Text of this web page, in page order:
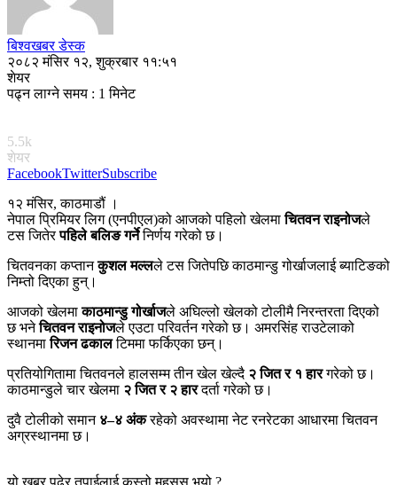
बिश्वखबर डेस्क
२०८२ मंसिर १२, शुक्रबार ११:५१
शेयर
पढ्न लाग्ने समय : 1 मिनेट
5.5k
शेयर
FacebookTwitterSubscribe
१२ मंसिर, काठमाडौं ।
नेपाल प्रिमियर लिग (एनपीएल)को आजको पहिलो खेलमाचितवन राइनोजले
टस जितेरपहिले बलिङ गर्नेनिर्णय गरेको छ।
चितवनका कप्तानकुशल मल्लले टस जितेपछि काठमान्डु गोर्खाजलाई ब्याटिङको
निम्तो दिएका हुन्।
आजको खेलमाकाठमान्डु गोर्खाजले अघिल्लो खेलको टोलीमै निरन्तरता दिएको
छ भनेचितवन राइनोजले एउटा परिवर्तन गरेको छ। अमरसिंह राउटेलाको
स्थानमारिजन ढकालटिममा फर्किएका छन्।
प्रतियोगितामा चितवनले हालसम्म तीन खेल खेल्दै २ जित र १ हारगरेको छ।
काठमान्डुले चार खेलमा २ जित र २ हारदर्ता गरेको छ।
दुवै टोलीको समान ४–४ अंकरहेको अवस्थामा नेट रनरेटका आधारमा चितवन
अग्रस्थानमा छ।
यो खबर पढेर तपाईलाई कस्तो महसुस भयो ?